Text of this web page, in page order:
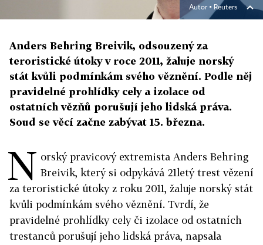
Autor ▪ Reuters
Anders Behring Breivik, odsouzený za
teroristické útoky v roce 2011, žaluje norský
stát kvůli podmínkám svého věznění. Podle něj
pravidelné prohlídky cely a izolace od
ostatních vězňů porušují jeho lidská práva.
Soud se věcí začne zabývat 15. března.
N orský pravicový extremista Anders Behring
Breivik, který si odpykává 21letý trest vězení
za teroristické útoky z roku 2011, žaluje norský stát
kvůli podmínkám svého věznění. Tvrdí, že
pravidelné prohlídky cely či izolace od ostatních
trestanců porušují jeho lidská práva, napsala